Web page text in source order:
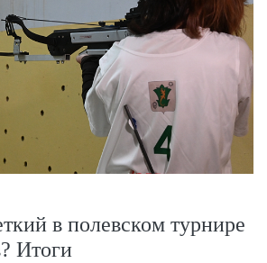
в полевском турнире
Итоги